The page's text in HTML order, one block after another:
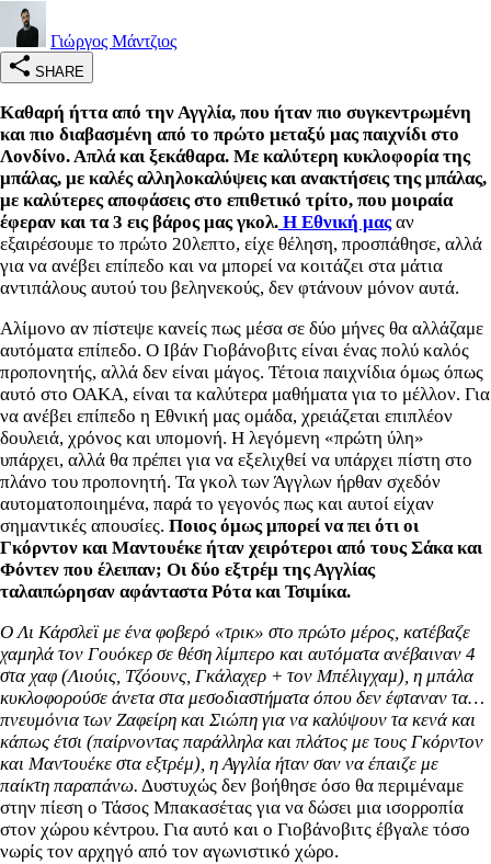
Γιώργος Μάντζιος
SHARE
Καθαρή ήττα από την Αγγλία, που ήταν πιο συγκεντρωμένη
και πιο διαβασμένη από το πρώτο μεταξύ μας παιχνίδι στο
Λονδίνο. Απλά και ξεκάθαρα. Με καλύτερη κυκλοφορία της
μπάλας, με καλές αλληλοκαλύψεις και ανακτήσεις της μπάλας,
με καλύτερες αποφάσεις στο επιθετικό τρίτο, που μοιραία
έφεραν και τα 3 εις βάρος μας γκολ. Η Εθνική μαςαν
εξαιρέσουμε το πρώτο 20λεπτο, είχε θέληση, προσπάθησε, αλλά
για να ανέβει επίπεδο και να μπορεί να κοιτάζει στα μάτια
αντιπάλους αυτού του βεληνεκούς, δεν φτάνουν μόνον αυτά.
Αλίμονο αν πίστεψε κανείς πως μέσα σε δύο μήνες θα αλλάζαμε
αυτόματα επίπεδο. Ο Ιβάν Γιοβάνοβιτς είναι ένας πολύ καλός
προπονητής, αλλά δεν είναι μάγος. Τέτοια παιχνίδια όμως όπως
αυτό στο ΟΑΚΑ, είναι τα καλύτερα μαθήματα για το μέλλον. Για
να ανέβει επίπεδο η Εθνική μας ομάδα, χρειάζεται επιπλέον
δουλειά, χρόνος και υπομονή. Η λεγόμενη «πρώτη ύλη»
υπάρχει, αλλά θα πρέπει για να εξελιχθεί να υπάρχει πίστη στο
πλάνο του προπονητή. Τα γκολ των Άγγλων ήρθαν σχεδόν
αυτοματοποιημένα, παρά το γεγονός πως και αυτοί είχαν
σημαντικές απουσίες. Ποιος όμως μπορεί να πει ότι οι
Γκόρντον και Μαντουέκε ήταν χειρότεροι από τους Σάκα και
Φόντεν που έλειπαν; Οι δύο εξτρέμ της Αγγλίας
ταλαιπώρησαν αφάνταστα Ρότα και Τσιμίκα.
Ο Λι Κάρσλεϊ με ένα φοβερό «τρικ» στο πρώτο μέρος, κατέβαζε
χαμηλά τον Γουόκερ σε θέση λίμπερο και αυτόματα ανέβαιναν 4
στα χαφ (Λιούις, Τζόουνς, Γκάλαχερ + τον Μπέλιγχαμ), η μπάλα
κυκλοφορούσε άνετα στα μεσοδιαστήματα όπου δεν έφταναν τα…
πνευμόνια των Ζαφείρη και Σιώπη για να καλύψουν τα κενά και
κάπως έτσι (παίρνοντας παράλληλα και πλάτος με τους Γκόρντον
και Μαντουέκε στα εξτρέμ), η Αγγλία ήταν σαν να έπαιζε με
παίκτη παραπάνω. Δυστυχώς δεν βοήθησε όσο θα περιμέναμε
στην πίεση ο Τάσος Μπακασέτας για να δώσει μια ισορροπία
στον χώρου κέντρου. Για αυτό και ο Γιοβάνοβιτς έβγαλε τόσο
νωρίς τον αρχηγό από τον αγωνιστικό χώρο.